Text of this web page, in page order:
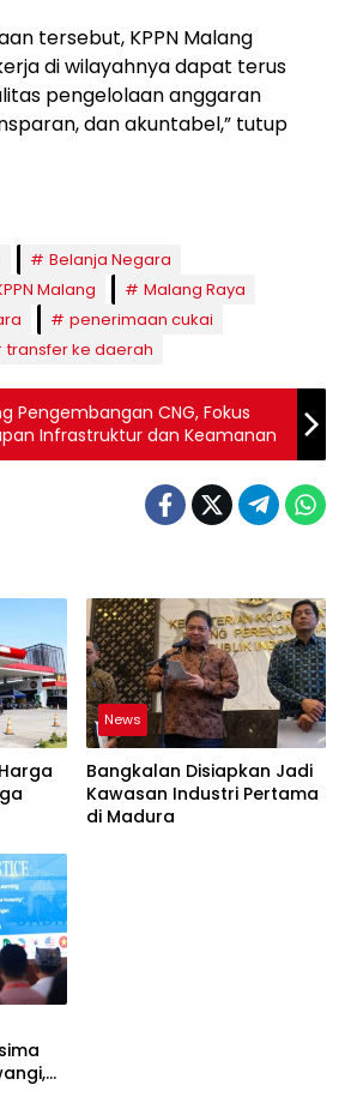
tersebut, KPPN Malang
di wilayahnya dapat terus
pengelolaan anggaran
dan akuntabel,” tutup
Belanja Negara
Malang
Malang Raya
penerimaan cukai
transfer ke daerah
Pengembangan CNG, Fokus
Infrastruktur dan Keamanan
News
Bangkalan Disiapkan Jadi
Kawasan Industri Pertama
di Madura